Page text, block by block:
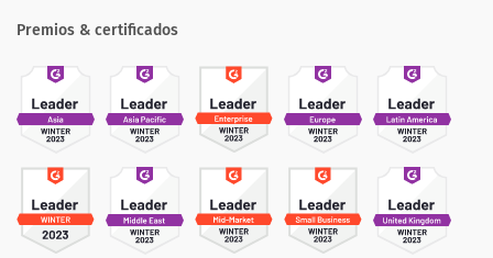
Premios & certificados